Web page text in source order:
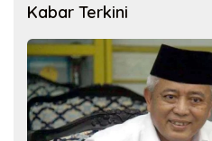
Kabar Terkini